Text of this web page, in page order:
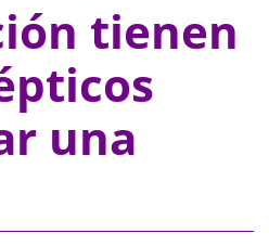
tienen
una